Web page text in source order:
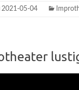
2021-05-04